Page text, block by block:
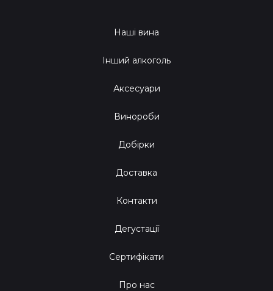
Наші вина
Інший алкоголь
Аксесуари
Винороби
Добірки
Доставка
Контакти
Дегустації
Сертифікати
Про нас